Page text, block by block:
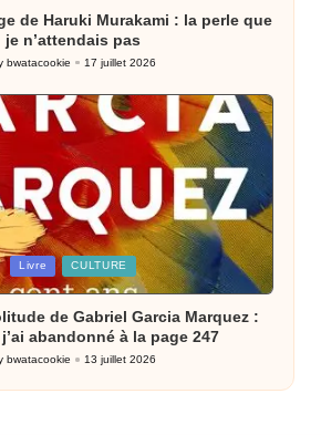
de Haruki Murakami : la perle que
je n’attendais pas
bwatacookie 17 juillet 2026
Livre CULTURE
de Gabriel Garcia Marquez :
abandonné à la page 247
bwatacookie 13 juillet 2026